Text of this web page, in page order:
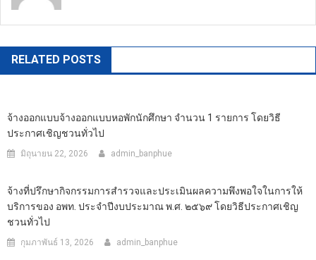
RELATED POSTS
จ้างออกแบบจ้างออกแบบหอพักนักศึกษา จำนวน 1 รายการ โดยวิธี
ประกาศเชิญชวนทั่วไป
มิถุนายน 22, 2026 admin_banphue
จ้างที่ปรึกษากิจกรรมการสำรวจและประเมินผลความพึงพอใจในการให้
บริการของ อพท. ประจำปีงบประมาณ พ.ศ. ๒๕๖๙ โดยวิธีประกาศเชิญ
ชวนทั่วไป
กุมภาพันธ์ 13, 2026 admin_banphue